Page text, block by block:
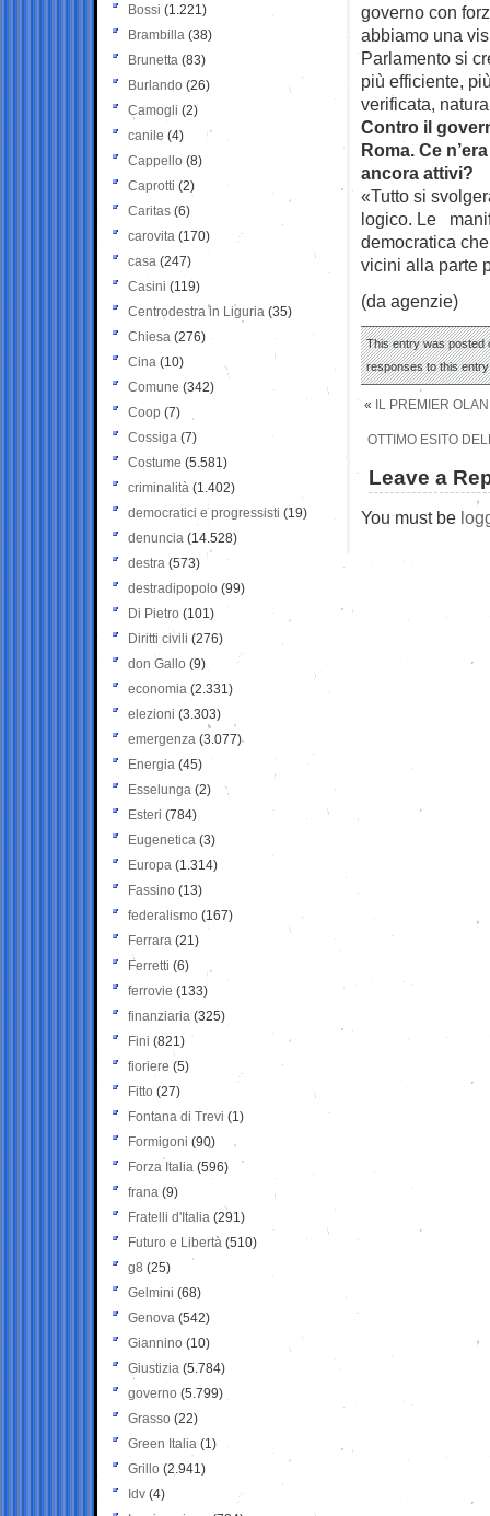
governo con
abbiamo una
Parlamento si
più efficiente,
verificata,
Contro il
Roma. Ce
ancora attivi?
«Tutto si
logico. Le
democratica
vicini alla parte
(da agenzie)
This entry was posted
responses to this
« IL PREMIER
OTTIMO ESITO
Leave a
You must be
Bossi (1.221)
Brambilla (38)
Brunetta (83)
Burlando (26)
Camogli (2)
canile (4)
Cappello (8)
Caprotti (2)
Caritas (6)
carovita (170)
casa (247)
Casini (119)
Centrodestra in Liguria (35)
Chiesa (276)
Cina (10)
Comune (342)
Coop (7)
Cossiga (7)
Costume (5.581)
criminalità (1.402)
democratici e progressisti (19)
denuncia (14.528)
destra (573)
destradipopolo (99)
Di Pietro (101)
Diritti civili (276)
don Gallo (9)
economia (2.331)
elezioni (3.303)
emergenza (3.077)
Energia (45)
Esselunga (2)
Esteri (784)
Eugenetica (3)
Europa (1.314)
Fassino (13)
federalismo (167)
Ferrara (21)
Ferretti (6)
ferrovie (133)
finanziaria (325)
Fini (821)
fioriere (5)
Fitto (27)
Fontana di Trevi (1)
Formigoni (90)
Forza Italia (596)
frana (9)
Fratelli d'Italia (291)
Futuro e Libertà (510)
g8 (25)
Gelmini (68)
Genova (542)
Giannino (10)
Giustizia (5.784)
governo (5.799)
Grasso (22)
Green Italia (1)
Grillo (2.941)
Idv (4)